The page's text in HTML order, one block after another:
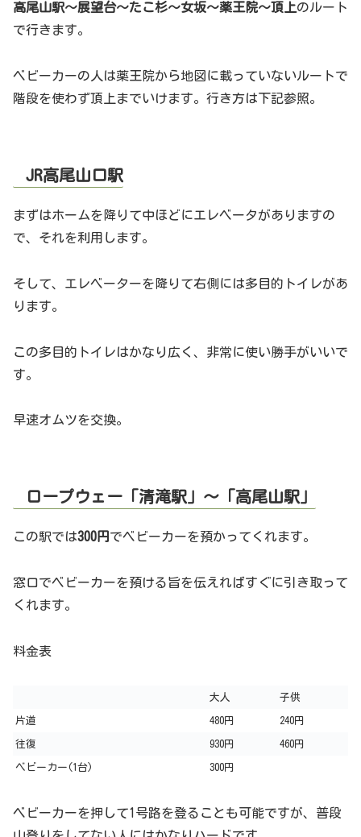
高尾山駅～展望台～たこ杉～女坂～薬王院～頂上のルート
で行きます。
ベビーカーの人は薬王院から地図に載っていないルートで
階段を使わず頂上までいけます。行き方は下記参照。
JR高尾山口駅
まずはホームを降りて中ほどにエレベータがありますの
で、それを利用します。
そして、エレベーターを降りて右側には多目的トイレがあ
ります。
この多目的トイレはかなり広く、非常に使い勝手がいいで
す。
早速オムツを交換。
ロープウェー「清滝駅」～「高尾山駅」
この駅では300円 でベビーカーを預かってくれます。
窓口でベビーカーを預ける旨を伝えればすぐに引き取って
くれます。
料金表
大人 子供
片道 480円 240円
往復 930円 460円
ベビーカー(1台) 300円
ベビーカーを押して1号路を登ることも可能ですが、普段